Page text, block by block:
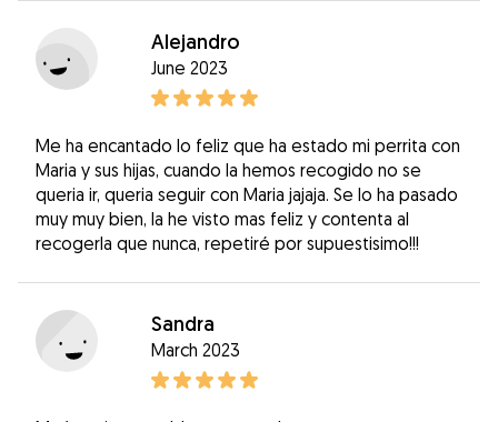
Alejandro
June 2023
Me ha encantado lo feliz que ha estado mi perrita con
Maria y sus hijas, cuando la hemos recogido no se
queria ir, queria seguir con Maria jajaja. Se lo ha pasado
muy muy bien, la he visto mas feliz y contenta al
recogerla que nunca, repetiré por supuestisimo!!!
Sandra
March 2023